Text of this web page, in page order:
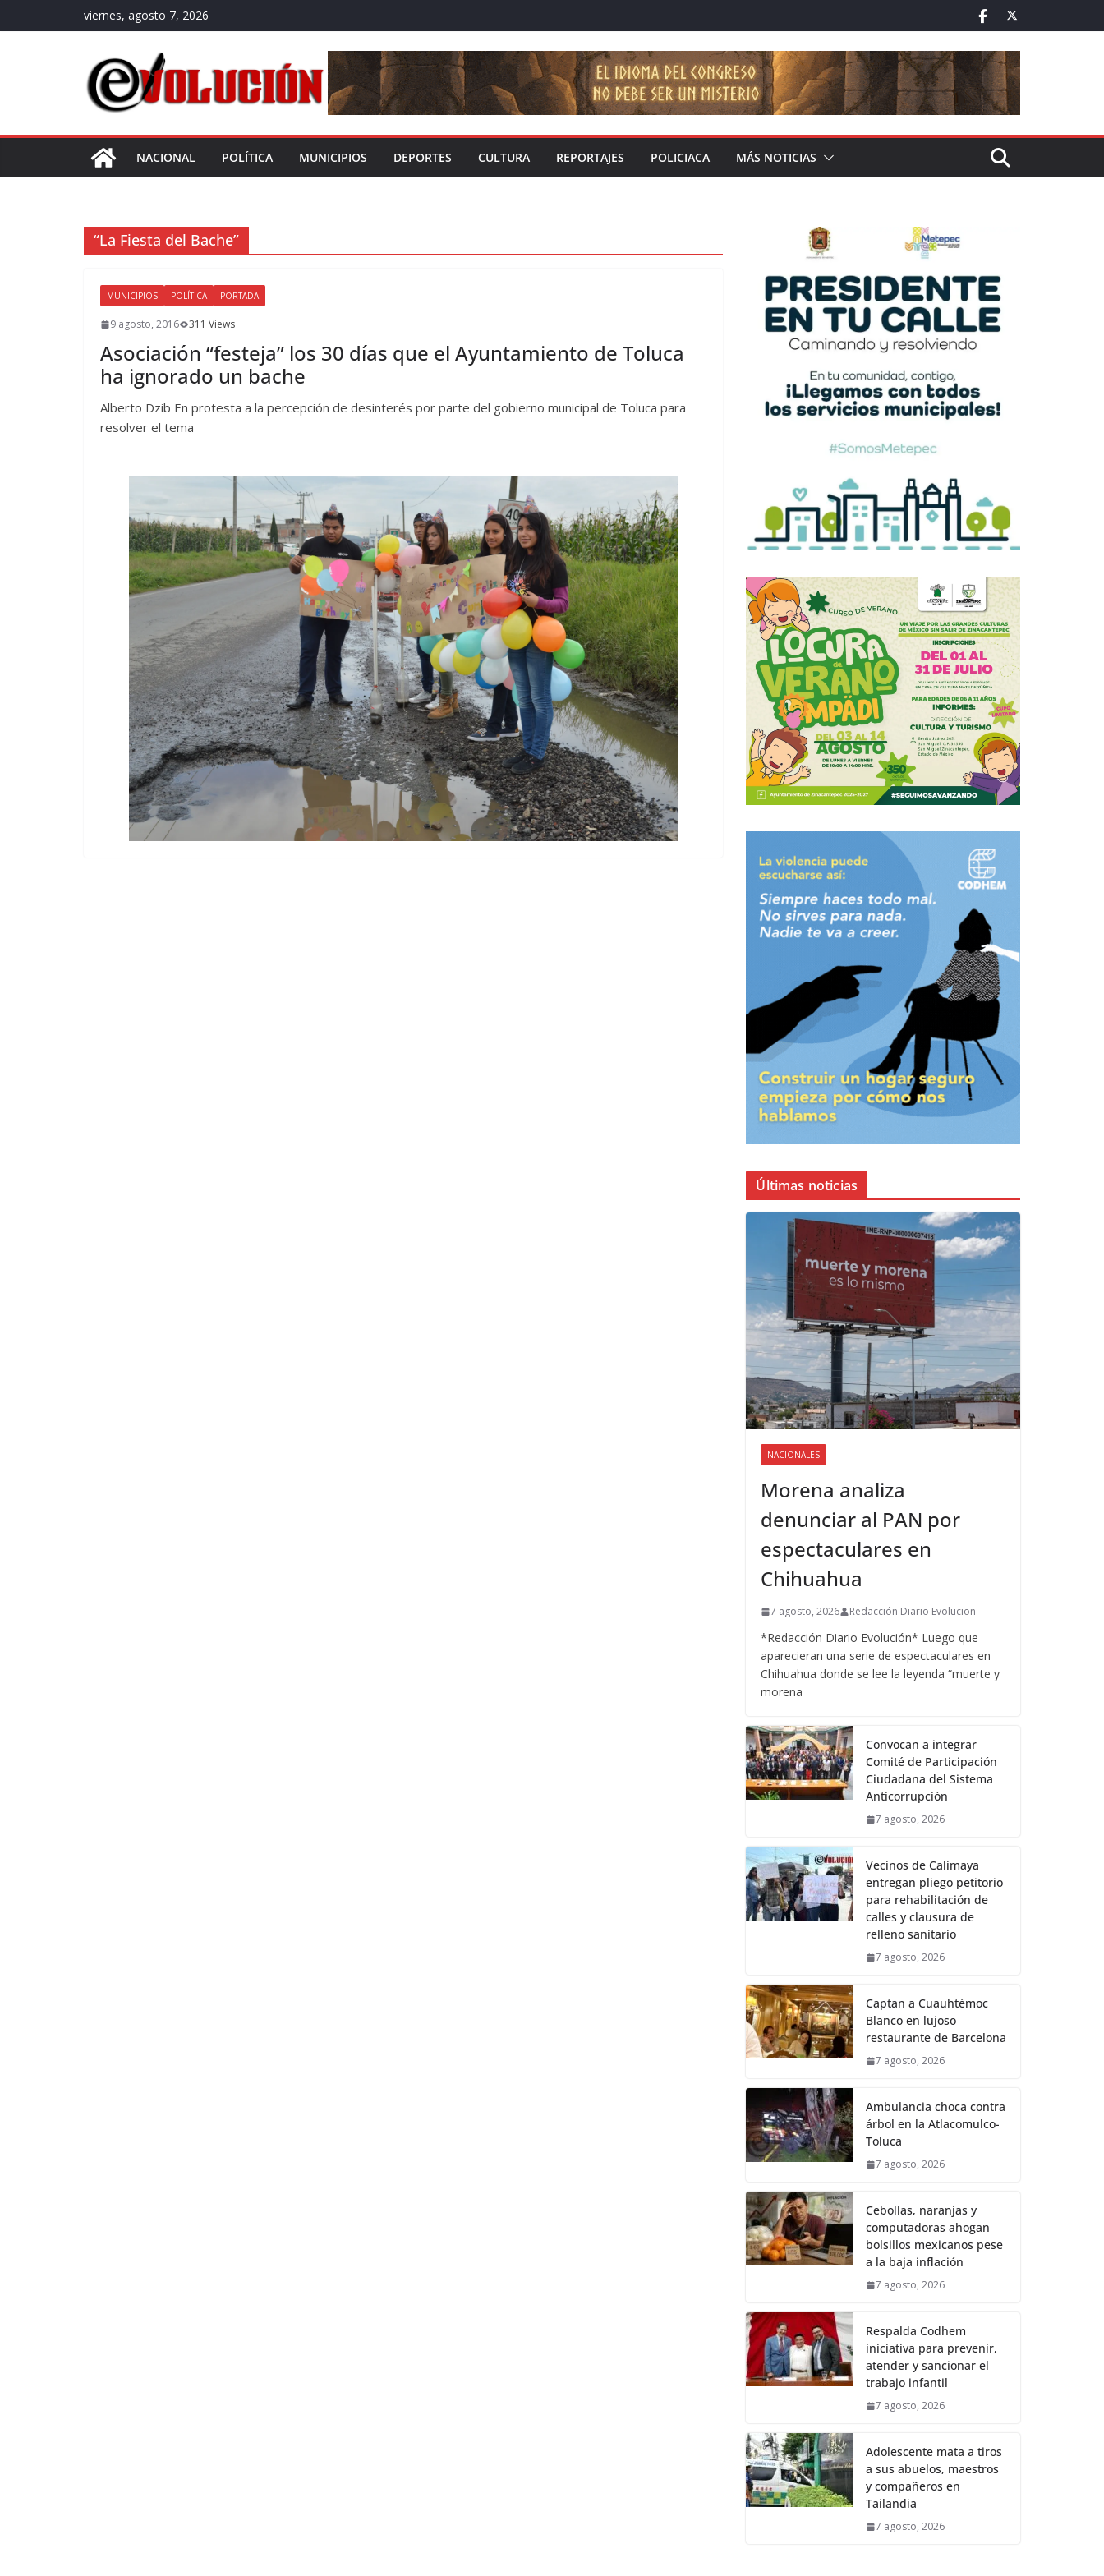
al
viernes, agosto 7, 2026
NACIONAL POLÍTICA MUNICIPIOS DEPORTES CULTURA REPORTAJES POLICIACA MÁS NOTICIAS
“La Fiesta del Bache”
MUNICIPIOS POLÍTICA PORTADA
9 agosto, 2016 311 Views
Asociación “festeja” los 30 días que el Ayuntamiento de Toluca
ha ignorado un bache
Alberto Dzib En protesta a la percepción de desinterés por parte del gobierno municipal de Toluca para
resolver el tema
Últimas noticias
NACIONALES
Morena analiza
denunciar al PAN por
espectaculares en
Chihuahua
7 agosto, 2026 Redacción Diario Evolucion
*Redacción Diario Evolución* Luego que
aparecieran una serie de espectaculares en
Chihuahua donde se lee la leyenda “muerte y
morena
Convocan a integrar
Comité de Participación
Ciudadana del Sistema
Anticorrupción
7 agosto, 2026
Vecinos de Calimaya
entregan pliego petitorio
para rehabilitación de
calles y clausura de
relleno sanitario
7 agosto, 2026
Captan a Cuauhtémoc
Blanco en lujoso
restaurante de Barcelona
7 agosto, 2026
Ambulancia choca contra
árbol en la Atlacomulco-
Toluca
7 agosto, 2026
Cebollas, naranjas y
computadoras ahogan
bolsillos mexicanos pese
a la baja inflación
7 agosto, 2026
Respalda Codhem
iniciativa para prevenir,
atender y sancionar el
trabajo infantil
7 agosto, 2026
Adolescente mata a tiros
a sus abuelos, maestros
y compañeros en
Tailandia
7 agosto, 2026